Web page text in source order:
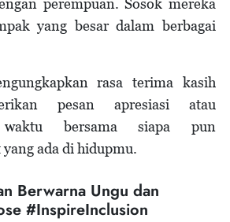
yang besar dalam berbagai
rasa terima kasih
pesan apresiasi atau
waktu bersama siapa pun
ada di hidupmu.
Berwarna Ungu dan
#InspireInclusion